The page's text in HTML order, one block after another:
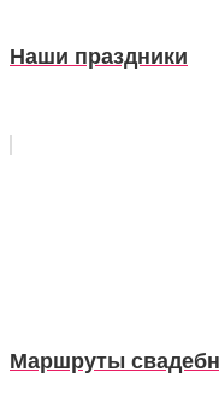
Наши праздники
Маршруты